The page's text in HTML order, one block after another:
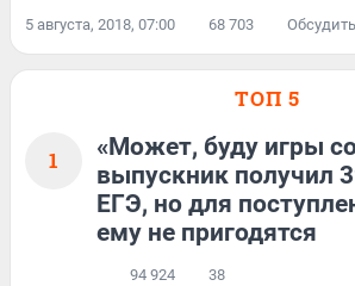
5 августа, 2018, 07:00 68 703 Обсудить
ТОП 5
1
«Может, буду игры
выпускник получил
ЕГЭ, но для
ему не пригодятся
94 924 38